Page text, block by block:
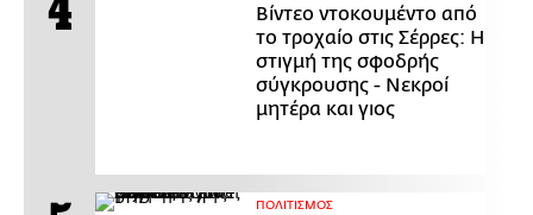
Βίντεο ντοκουμέντο από
το τροχαίο στις Σέρρες: Η
στιγμή της σφοδρής
σύγκρουσης - Νεκροί
μητέρα και γιος
ΠΟΛΙΤΙΣΜΟΣ